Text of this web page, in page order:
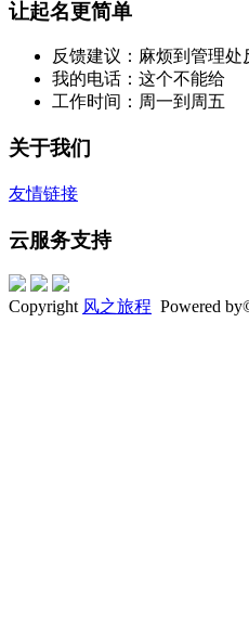
让起名更简单
反馈建议：麻烦到管理处
我的电话：这个不能给
工作时间：周一到周五
关于我们
友情链接
云服务支持
Copyright 风之旅程 Powered